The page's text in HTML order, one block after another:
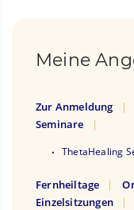
Meine
Zur Anmeldung
Seminare
ThetaHealing
Fernheiltage
Einzelsitzungen